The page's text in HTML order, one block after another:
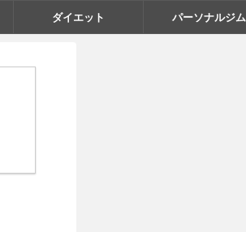
ダイエット パーソナルジム